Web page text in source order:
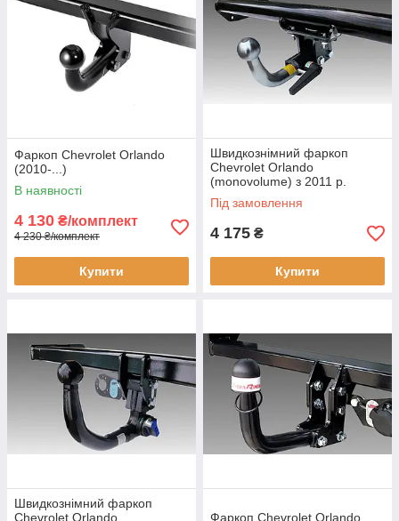
Фаркоп Chevrolet Orlando
(2010-...)
В наявності
4 130 ₴/комплект
4 230 ₴/комплект
Купити
Швидкознімний фаркоп
Chevrolet Orlando
(monovolume) з 2011 р.
Під замовлення
4 175 ₴
Купити
Швидкознімний фаркоп
Chevrolet Orlando
Фаркоп Chevrolet Orlando